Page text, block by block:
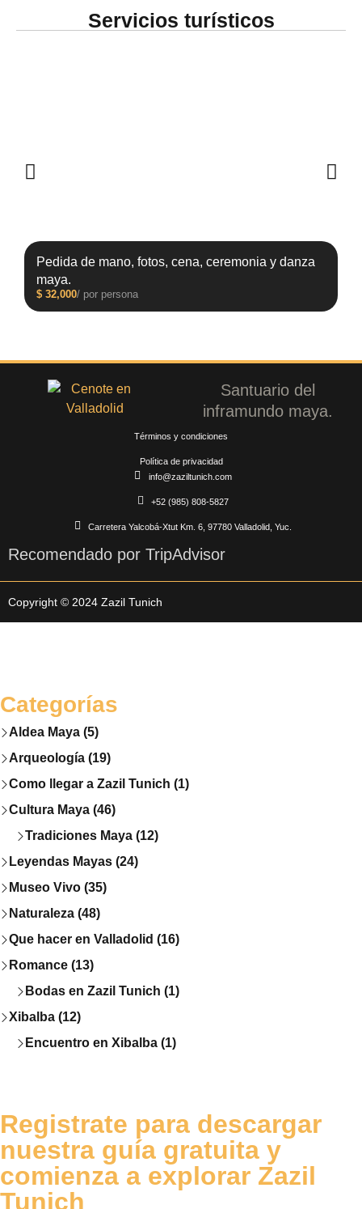
Servicios turísticos
Pedida de mano, fotos, cena, ceremonia y danza
maya.
$ 32,000/ por persona
Santuario del
inframundo maya.
info@zaziltunich.com
+52 (985) 808-5827
Carretera Yalcobá-Xtut Km. 6, 97780 Valladolid, Yuc.
Términos y condiciones
Política de privacidad
Recomendado por TripAdvisor
Copyright © 2024 Zazil Tunich
Categorías
Aldea Maya (5)
Arqueología (19)
Como llegar a Zazil Tunich (1)
Cultura Maya (46)
Tradiciones Maya (12)
Leyendas Mayas (24)
Museo Vivo (35)
Naturaleza (48)
Que hacer en Valladolid (16)
Romance (13)
Bodas en Zazil Tunich (1)
Xibalba (12)
Encuentro en Xibalba (1)
Registrate para descargar
nuestra guía gratuita y
comienza a explorar Zazil
Tunich